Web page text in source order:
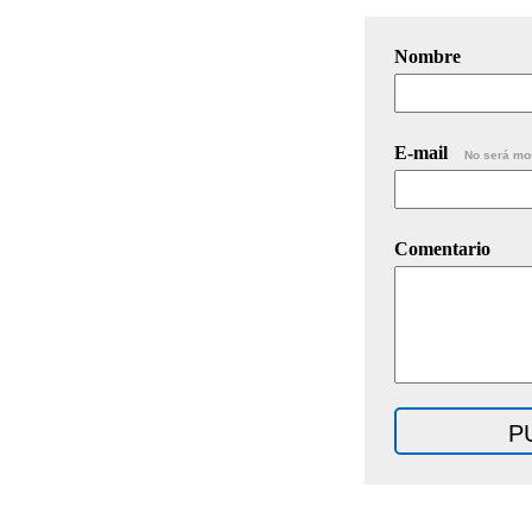
Nombre
E-mail No será
Comentario